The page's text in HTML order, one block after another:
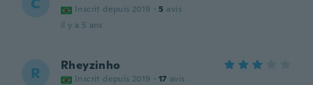
Inscrit depuis 2019 · 5 avis
il y a 5 ans
R Rheyzinho
Inscrit depuis 2019 · 17 avis